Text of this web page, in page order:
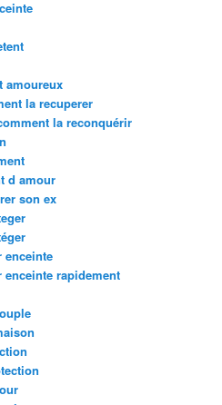
amoureux
la recuperer
la reconquérir
d amour
son ex
enceinte
rapidement